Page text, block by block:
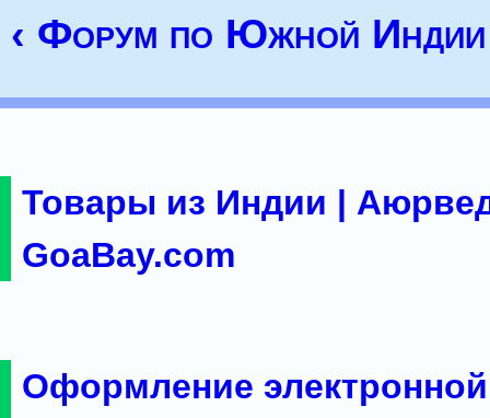
‹ Форум по Южной
Товары из Индии |
GoaBay.com
Оформление электронной